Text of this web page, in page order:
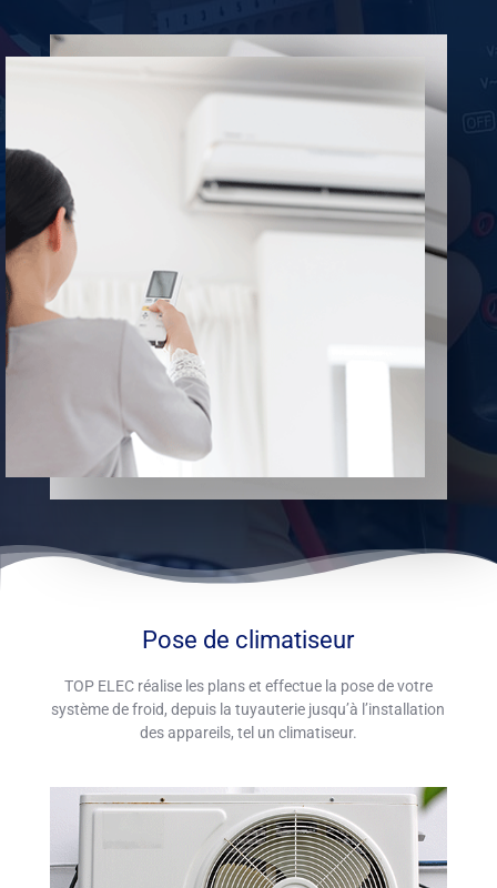
Pose de climatiseur
TOP ELEC réalise les plans et effectue la pose de votre
système de froid, depuis la tuyauterie jusqu’à l’installation
des appareils, tel un climatiseur.